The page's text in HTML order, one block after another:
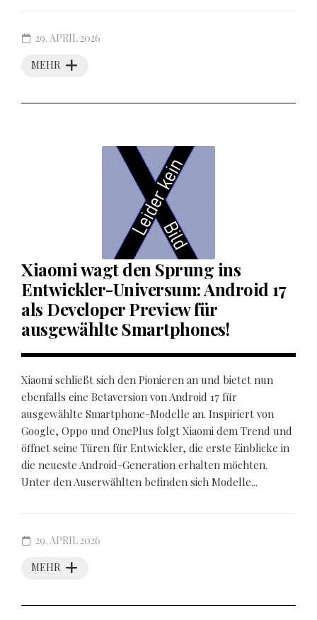
MEHR
29. APRIL 2026
Xiaomi wagt den Sprung ins
Entwickler-Universum: Android 17
als Developer Preview für
ausgewählte Smartphones!
Xiaomi schließt sich den Pionieren an und bietet nun
ebenfalls eine Betaversion von Android 17 für
ausgewählte Smartphone-Modelle an. Inspiriert von
Google, Oppo und OnePlus folgt Xiaomi dem Trend und
öffnet seine Türen für Entwickler, die erste Einblicke in
die neueste Android-Generation erhalten möchten.
Unter den Auserwählten befinden sich Modelle...
MEHR
29. APRIL 2026